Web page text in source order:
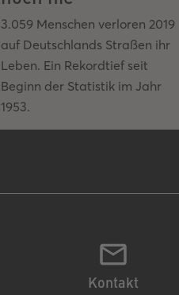
3.059 Menschen verloren 2019
auf Deutschlands Straßen ihr
Leben. Ein Rekordtief seit
Beginn der Statistik im Jahr
1953.
Kontakt